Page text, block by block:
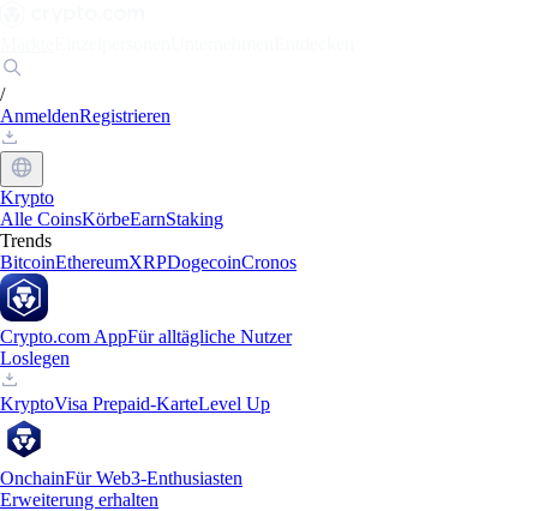
/
AnmeldenRegistrieren
Krypto
Alle CoinsKörbeEarnStaking
Trends
BitcoinEthereumXRPDogecoinCronos
Crypto.com AppFür alltägliche Nutzer
Loslegen
KryptoVisa Prepaid-KarteLevel Up
OnchainFür Web3-Enthusiasten
Erweiterung erhalten